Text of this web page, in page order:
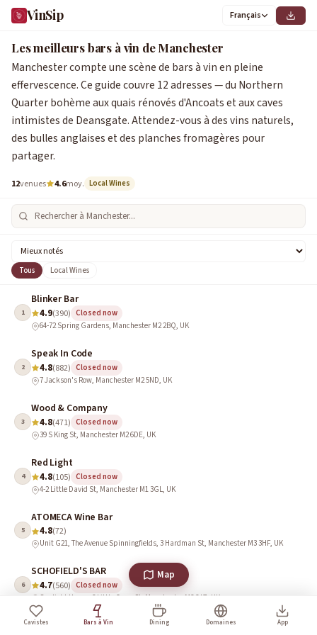
VinSip Français
Les meilleurs bars à vin de Manchester
Manchester compte une scène de bars à vin en pleine
effervescence. Ce guide couvre 12 adresses — du Northern
Quarter bohème aux quais rénovés d'Ancoats et aux caves
intimistes de Deansgate. Attendez-vous à des vins naturels,
des bulles anglaises et des planches fromagères pour
partager.
12venues 4.6moy. Local Wines
Tous Local Wines
1
Blinker Bar
4.9(390) Closed now
64-72 Spring Gardens, Manchester M2 2BQ, UK
2
Speak In Code
4.8(882) Closed now
7 Jackson's Row, Manchester M2 5ND, UK
3
Wood & Company
4.8(471) Closed now
39 S King St, Manchester M2 6DE, UK
4
Red Light
4.8(105) Closed now
4-2 Little David St, Manchester M1 3GL, UK
5
ATOMECA Wine Bar
4.8(72)
Unit G21, The Avenue Spinningfields, 3 Hardman St, Manchester M3 3HF, UK
6
SCHOFIELD'S BAR
4.7(560) Closed now
Sunlight House, 3 Little Quay St, Manchester M3 3JZ, UK
blossom street SOCIAL
Cavistes Bars à Vin Dining Domaines App
Map